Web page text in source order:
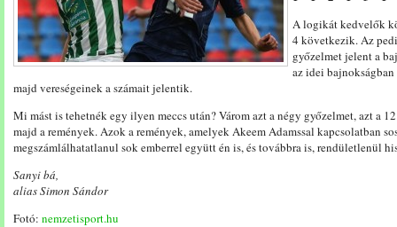
A logikát kedvelők
4 következik. Az
győzelmet jelent a
az idei
majd vereségeinek a számait jelentik.
Mi mást is tehetnék egy ilyen meccs után? Várom azt a négy győzelmet, azt a
majd a remények. Azok a remények, amelyek Akeem Adamssal kapcsolatban
megszámlálhatatlanul sok emberrel együtt én is, és továbbra is, rendületlenül
Sanyi bá,
alias Simon Sándor
Fotó: nemzetisport.hu